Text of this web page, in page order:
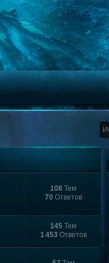
108 Тем
70 Ответов
145 Тем
1 453Ответов